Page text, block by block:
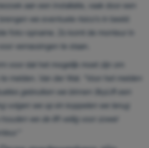
aan een installatie, vaak door een
we eventuele risico’s in beeld
foto-opname. Zo komt de monteur in
verrassingen te staan.
voor dat het mogelijk moet zijn om
melden. Van der Wal:
“Voor het melden
gebruiken we binnen SkyLift een
volgen we op én koppelen we terug
we de lift veilig voor zowel